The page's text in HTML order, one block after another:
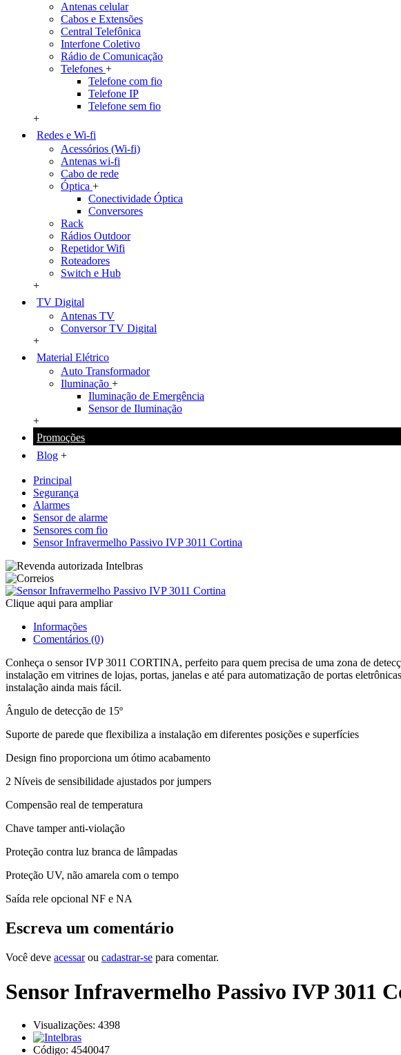
Antenas celular
Cabos e Extensões
Central Telefônica
Interfone Coletivo
Rádio de Comunicação
Telefones +
Telefone com fio
Telefone IP
Telefone sem fio
+
Redes e Wi-fi
Acessórios (Wi-fi)
Antenas wi-fi
Cabo de rede
Óptica +
Conectividade Óptica
Conversores
Rack
Rádios Outdoor
Repetidor Wifi
Roteadores
Switch e Hub
+
TV Digital
Antenas TV
Conversor TV Digital
+
Material Elétrico
Auto Transformador
Iluminação +
Iluminação de Emergência
Sensor de Iluminação
+
Promoções
Blog +
Principal
Segurança
Alarmes
Sensor de alarme
Sensores com fio
Sensor Infravermelho Passivo IVP 3011 Cortina
Clique aqui para ampliar
Informações
Comentários (0)
Conheça o sensor IVP 3011 CORTINA, perfeito para quem precisa de uma zona de
instalação em vitrines de lojas, portas, janelas e até para automatização de portas
instalação ainda mais fácil.
Ângulo de detecção de 15º
Suporte de parede que flexibiliza a instalação em diferentes posições e superfícies
Design fino proporciona um ótimo acabamento
2 Níveis de sensibilidade ajustados por jumpers
Compensão real de temperatura
Chave tamper anti-violação
Proteção contra luz branca de lâmpadas
Proteção UV, não amarela com o tempo
Saída rele opcional NF e NA
Escreva um comentário
Você deve acessarou cadastrar-se para comentar.
Sensor Infravermelho Passivo IVP 3011
Visualizações: 4398
Código: 4540047